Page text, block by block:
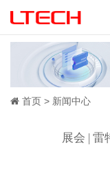
首页 新闻中心
展会 | 雷